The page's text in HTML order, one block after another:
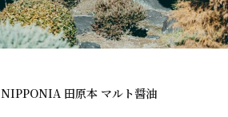
NIPPONIA 田原本 マルト醤油